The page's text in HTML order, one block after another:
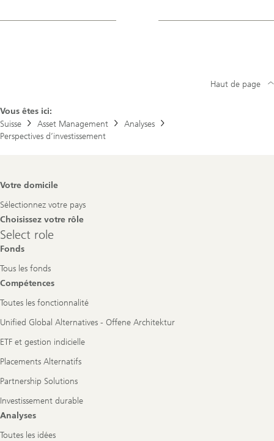
Vous êtes ici:
Suisse
Asset Management
Analyses
Perspectives d’investissement
Haut de page
Footer
Votre domicile
Sélectionnez votre pays
Choisissez votre rôle
Select
role
Select role
Fonds
Tous les fonds
Compétences
Toutes les fonctionnalité
Unified Global Alternatives - Offene Architektur
ETF et gestion indicielle
Placements Alternatifs
Partnership Solutions
Investissement durable
Analyses
Toutes les idées